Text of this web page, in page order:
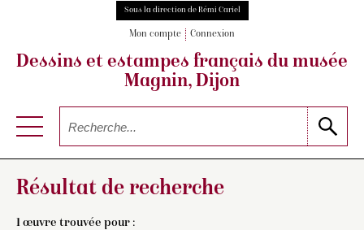
Sous la direction de Rémi Cariel
Mon compte Connexion
Dessins et estampes français du musée
Magnin, Dijon
Résultat de recherche
1 œuvre trouvée pour :